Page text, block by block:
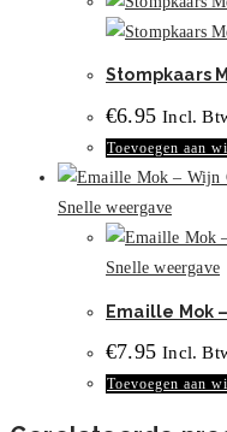
Stompkaars
€6.95 Incl.
Toevoegen aan
Snelle weergave
Snelle weergave
Emaille Mok
€7.95 Incl.
Toevoegen aan